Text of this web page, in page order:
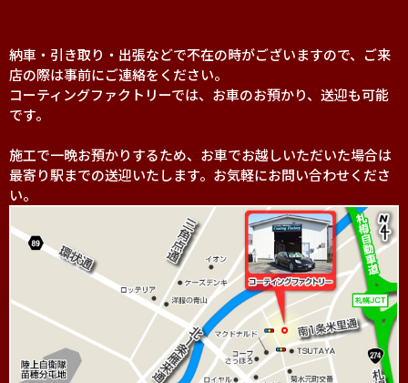
納車・引き取り・出張などで不在の時がございますので、ご来
店の際は事前にご連絡をください。
コーティングファクトリーでは、お車のお預かり、送迎も可能
です。
施工で一晩お預かりするため、お車でお越しいただいた場合は
最寄り駅までの送迎いたします。お気軽にお問い合わせくださ
い。